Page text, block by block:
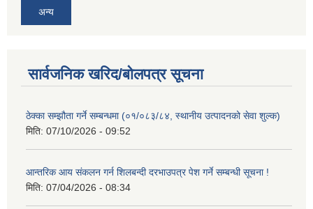
अन्य
सार्वजनिक खरिद/बोलपत्र सूचना
ठेक्का सम्झौता गर्ने सम्बन्धमा (०१/०८३/८४, स्थानीय उत्पादनको सेवा शुल्क)
मिति: 07/10/2026 - 09:52
आन्तरिक आय संकलन गर्न शिलबन्दी दरभाउपत्र पेश गर्ने सम्बन्धी सूचना !
मिति: 07/04/2026 - 08:34